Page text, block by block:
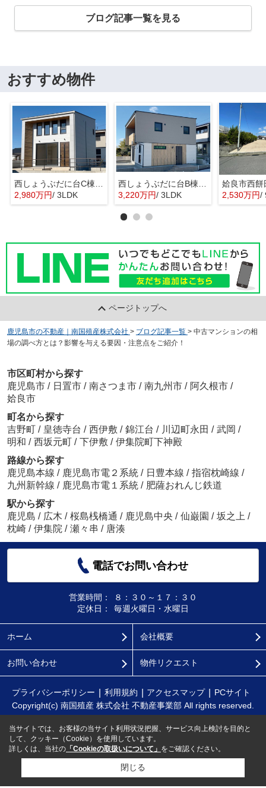
ブログ記事一覧を見る
おすすめ物件
2,980万円/ 3LDK
3,220万円/ 3LDK
姶良市西
2,530万円/
ページトップへ
鹿児島市の不動産｜南国殖産株式会社 > ブログ記事一覧 > 中古マンションの相
場の調べ方とは？影響を与える要因・注意点をご紹介！
市区町村から探す
鹿児島市 / 日置市 / 南さつま市 / 南九州市 / 阿久根市 /
姶良市
町名から探す
吉野町 / 皇徳寺台 / 西伊敷 / 錦江台 / 川辺町永田 / 武岡 /
明和 / 西坂元町 / 下伊敷 / 伊集院町下神殿
路線から探す
鹿児島本線 / 鹿児島市電２系統 / 日豊本線 / 指宿枕崎線 /
九州新幹線 / 鹿児島市電１系統 / 肥薩おれんじ鉄道
駅から探す
鹿児島 / 広木 / 桜島桟橋通 / 鹿児島中央 / 仙巌園 / 坂之上 /
枕崎 / 伊集院 / 瀬々串 / 唐湊
電話でお問い合わせ
営業時間：
８：３０～１７：３０
定休日：
毎週火曜日・水曜日
ホーム 会社概要
お問い合わせ 物件リクエスト
プライバシーポリシー 利用規約 アクセスマップ
PCサイト
Copyright(c) 南国殖産 株式会社 不動産事業部 All rights reserved.
当サイトでは、お客様の当サイト利用状況把握、サービス向上検討を目的と
して、クッキー（Cookie）を使用しています。
詳しくは、当社の 「Cookieの取扱いについて」 をご確認ください。
閉じる